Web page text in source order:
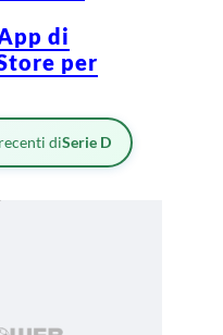
di
per
diSerie D